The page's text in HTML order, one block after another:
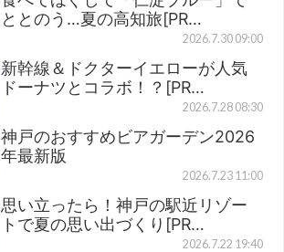
ととのう…夏の高知旅[PR…
2026.7.30 09:00
新幹線＆ドクターイエローが人気
ドーナツとコラボ！？[PR…
2026.7.28 08:30
神戸のおすすめビアガーデン2026
年最新版
2026.7.23 11:00
思い立ったら！神戸の駅近リゾー
トで夏の思い出づくり[PR…
2026.7.22 19:40